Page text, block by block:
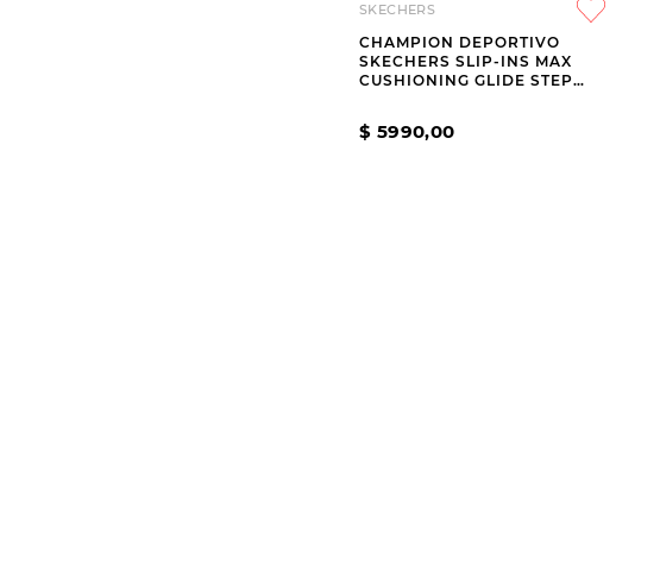
SKECHERS
CHAMPION DEPORTIVO
SKECHERS SLIP-INS MAX
CUSHIONING GLIDE STEP
$ 5990,00